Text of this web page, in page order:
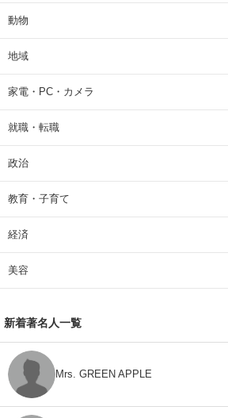
動物
地域
家電・PC・カメラ
就職・転職
政治
教育・子育て
経済
美容
新着著名人一覧
Mrs. GREEN APPLE